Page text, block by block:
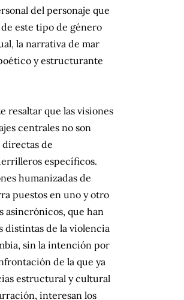
del personaje que
este tipo de género
la narrativa de mar
y estructurante
resaltar que las visiones
centrales no son
de
específicos.
humanizadas de
puestos en uno y otro
asincrónicos, que han
distintas de la violencia
sin la intención por
de la que ya
estructural y cultural
interesan los